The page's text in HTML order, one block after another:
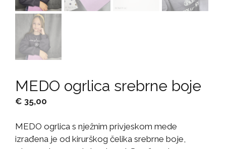
MEDO ogrlica srebrne boje
€ 35,00
MEDO ogrlica s nježnim privjeskom mede
izrađena je od kirurškog čelika srebrne boje,